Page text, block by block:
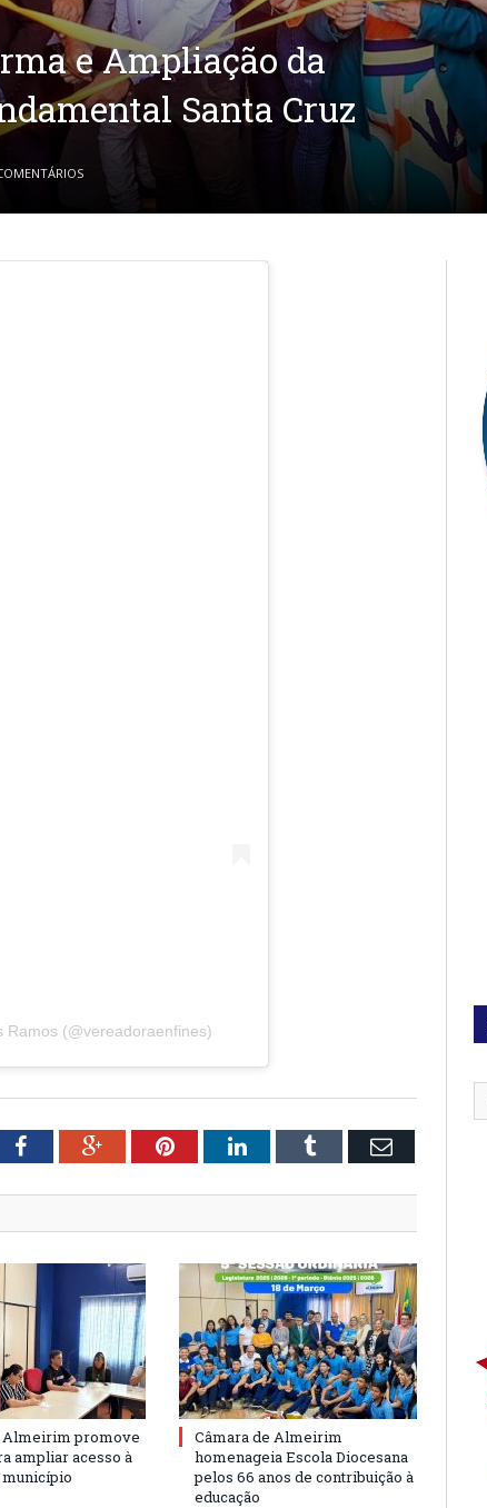
e Ampliação da
Santa Cruz
Ramos (@vereadoraenfines)
FacebookGoogle+PinterestLinkedInTumblr Email
Almeirim promove
ampliar acesso à
Câmara de Almeirim
homenageia Escola Diocesana
pelos 66 anos de contribuição à
educação